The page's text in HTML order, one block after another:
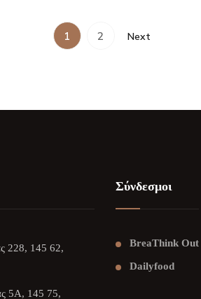
1 2 Next
228, 145 62,
5Α, 145 75,
Σύνδεσμοι
BreaThink Out
Dailyfood